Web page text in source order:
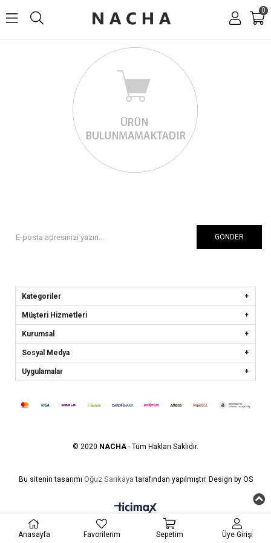
0
GÖNDER
Kategoriler
Müşteri Hizmetleri
Kurumsal
Sosyal Medya
Uygulamalar
© 2020 NACHA - Tüm Hakları Saklıdır.
Bu sitenin tasarımı Oğuz Sarıkaya tarafından yapılmıştır. Design by OS
Anasayfa Favorilerim Sepetim Üye Girişi